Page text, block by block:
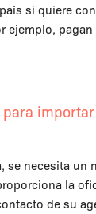
si quiere
ejemplo,
para
se necesita un
la
de su